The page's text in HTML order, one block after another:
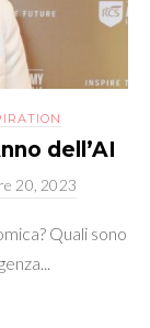
dell’AI
20, 2023
Quali sono